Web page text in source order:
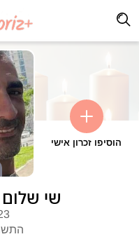
הוסיפו זכרון אישי
שי שלום